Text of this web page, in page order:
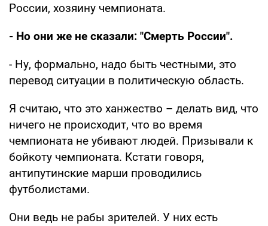
России, хозяину чемпионата.
- Но они же не сказали: "Смерть России".
- Ну, формально, надо быть честными, это
перевод ситуации в политическую область.
Я считаю, что это ханжество – делать вид, что
ничего не происходит, что во время
чемпионата не убивают людей. Призывали к
бойкоту чемпионата. Кстати говоря,
антипутинские марши проводились
футболистами.
Они ведь не рабы зрителей. У них есть